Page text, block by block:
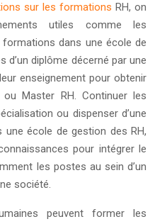
sur les formations RH, on
utiles comme les
dans une école de
d’un diplôme décerné par une
enseignement pour obtenir
Master RH. Continuer les
ou dispenser d’une
école de gestion des RH,
pour intégrer le
les postes au sein d’un
société.
peuvent former les